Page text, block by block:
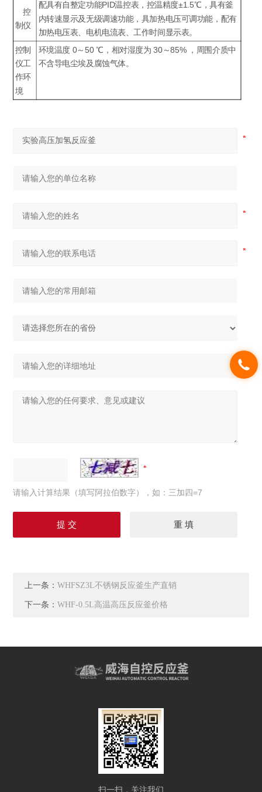
控
制仪
配具有自整定功能PID温控表，控温精度±1.5℃，具有釜
内转速显示及无级调速功能，具加热电压可调功能，配有
加热电压表、电机电流表、工作时间显示表。
控制
仪工
作环
境
环境温度 0～50 ℃，相对湿度为 30～85% ，周围介质中
不含导电尘埃及腐蚀气体。
请输入计算结果（填写阿拉伯数字），如：三加四=7
上一条：WHFSZ3L不锈钢反应釜生产直销
下一条：WHF-0.5L高温高压反应釜价格
扫一扫，关注我们